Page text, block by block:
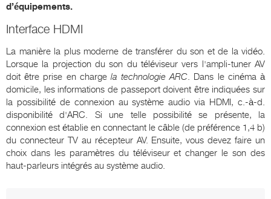
d’équipements.
Interface HDMI
La manière la plus moderne de transférer du son et de la vidéo.
Lorsque la projection du son du téléviseur vers l'ampli-tuner AV
doit être prise en charge la technologieARC. Dans le cinéma à
domicile, les informations de passeport doivent être indiquées sur
la possibilité de connexion au système audio via HDMI, c.-à-d.
disponibilité d'ARC. Si une telle possibilité se présente, la
connexion est établie en connectant le câble (de préférence 1,4 b)
du connecteur TV au récepteur AV. Ensuite, vous devez faire un
choix dans les paramètres du téléviseur et changer le son des
haut-parleurs intégrés au système audio.